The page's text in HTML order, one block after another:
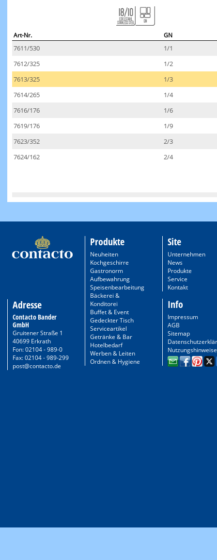
Art-Nr. GN
7611/530
1/1
7612/325
1/2
7613/325
1/3
7614/265
1/4
7616/176
1/6
7619/176
1/9
7623/352
2/3
7624/162
2/4
Adresse
Contacto Bander
GmbH
Gruitener Straße 1
40699 Erkrath
Fon: 02104 - 989-0
Fax: 02104 - 989-299
post@contacto.de
Produkte
Neuheiten
Kochgeschirre
Gastronorm
Aufbewahrung
Speisenbearbeitung
Bäckerei &
Konditorei
Buffet & Event
Gedeckter Tisch
Serviceartikel
Getränke & Bar
Hotelbedarf
Werben & Leiten
Ordnen & Hygiene
Site
Unternehmen
News
Produkte
Service
Kontakt
Info
Impressum
AGB
Sitemap
Nutzungshinweise